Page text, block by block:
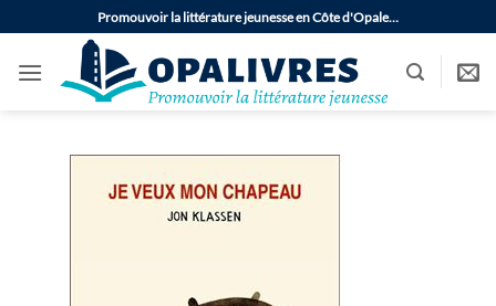
au
contenu
Promouvoir la littérature jeunesse en Côte d'Opale…